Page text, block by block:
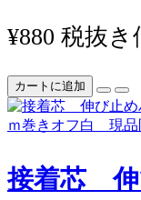
¥880 税抜き
カートに追加
接着芯 伸